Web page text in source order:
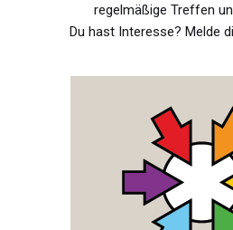
regelmäßige Treffen
Du hast Interesse? Melde